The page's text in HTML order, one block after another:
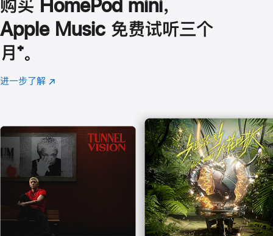
购买 HomePod mini，
Apple Music 免费试听三个
月 脚
注
⁺。
进一步了解 Apple
(在
口
中
打
开)